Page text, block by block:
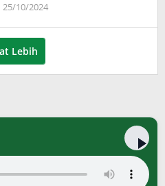
25/10/2024
Wardani
Lebih